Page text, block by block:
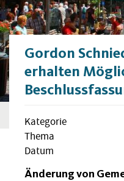
Gordon
erhalten
Kategorie
Thema
Datum
Änderung von